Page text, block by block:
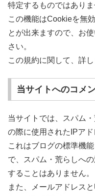
特定するものではありま
この機能はCookieを無
とが出来ますので、お
さい。
この規約に関して、詳
当サイトへのコメ
当サイトでは、スパム
の際に使用されたIPアド
これはブログの標準機
で、スパム・荒らしへ
することはありません。
また、メールアドレス